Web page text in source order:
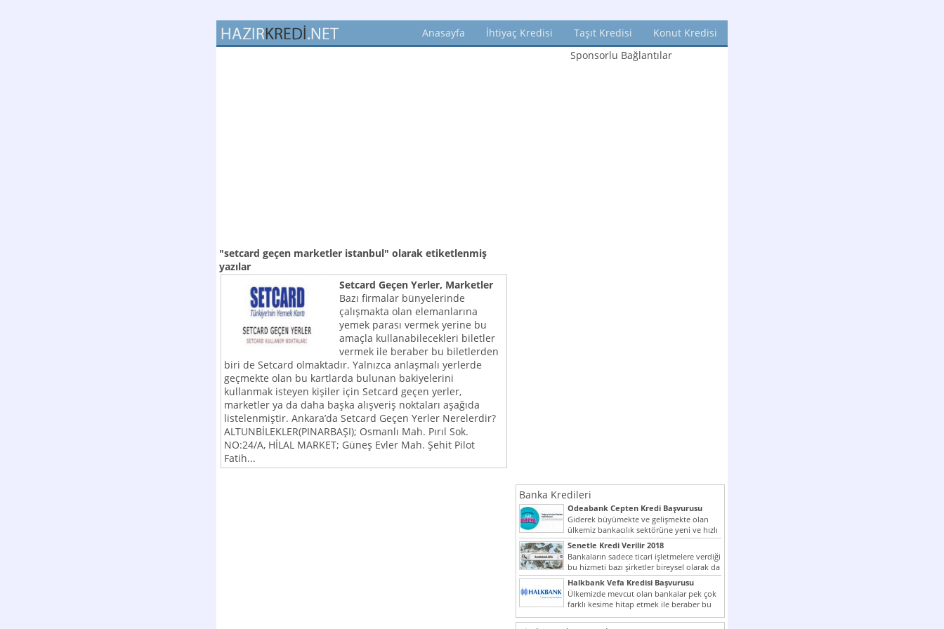
Anasayfa İhtiyaç Kredisi Taşıt Kredisi Konut Kredisi
"setcard geçen marketler istanbul" olarak etiketlenmiş
yazılar
Setcard Geçen Yerler, Marketler
Bazı firmalar bünyelerinde
çalışmakta olan elemanlarına
yemek parası vermek yerine bu
amaçla kullanabilecekleri biletler
vermek ile beraber bu biletlerden
biri de Setcard olmaktadır. Yalnızca anlaşmalı yerlerde
geçmekte olan bu kartlarda bulunan bakiyelerini
kullanmak isteyen kişiler için Setcard geçen yerler,
marketler ya da daha başka alışveriş noktaları aşağıda
listelenmiştir. Ankara’da Setcard Geçen Yerler Nerelerdir?
ALTUNBİLEKLER(PINARBAŞI); Osmanlı Mah. Pırıl Sok.
NO:24/A, HİLAL MARKET; Güneş Evler Mah. Şehit Pilot
Fatih...
Sponsorlu Bağlantılar
Banka Kredileri
Odeabank Cepten Kredi Başvurusu
KREDIM 8444
Giderek büyümekte ve gelişmekte olan
ülkemiz bankacılık sektörüne yeni ve hızlı
bir giriş yapmış olan...
Senetle Kredi Verilir 2018
Bankaların sadece ticari işletmelere verdiği
bu hizmeti bazı şirketler bireysel olarak da
vermektedir. Senetle kredi...
Halkbank Vefa Kredisi Başvurusu
Ülkemizde mevcut olan bankalar pek çok
farklı kesime hitap etmek ile beraber bu
noktada son...